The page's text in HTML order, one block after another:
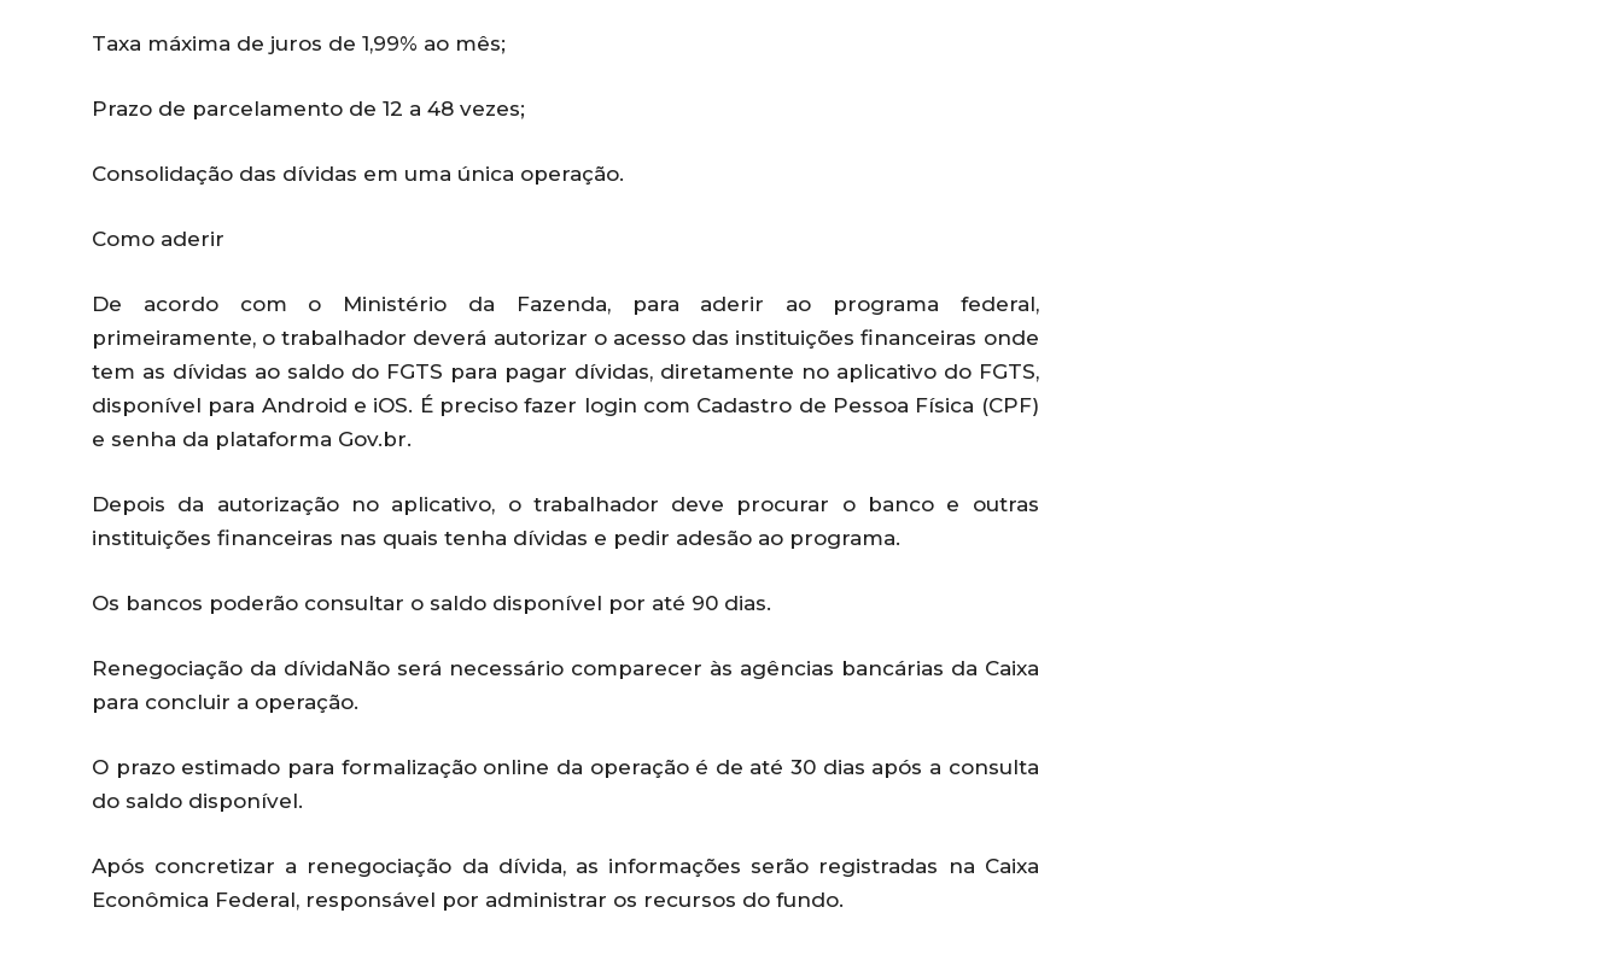
Taxa máxima de juros de 1,99% ao mês;
Prazo de parcelamento de 12 a 48 vezes;
Consolidação das dívidas em uma única operação.
Como aderir
De acordo com o Ministério da Fazenda, para aderir ao programa federal,
primeiramente, o trabalhador deverá autorizar o acesso das instituições financeiras onde
tem as dívidas ao saldo do FGTS para pagar dívidas, diretamente no aplicativo do FGTS,
disponível para Android e iOS. É preciso fazer login com Cadastro de Pessoa Física (CPF)
e senha da plataforma Gov.br.
Depois da autorização no aplicativo, o trabalhador deve procurar o banco e outras
instituições financeiras nas quais tenha dívidas e pedir adesão ao programa.
Os bancos poderão consultar o saldo disponível por até 90 dias.
Renegociação da dívidaNão será necessário comparecer às agências bancárias da Caixa
para concluir a operação.
O prazo estimado para formalização online da operação é de até 30 dias após a consulta
do saldo disponível.
Após concretizar a renegociação da dívida, as informações serão registradas na Caixa
Econômica Federal, responsável por administrar os recursos do fundo.